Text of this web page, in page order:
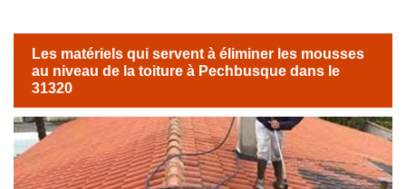
Les matériels qui servent à éliminer les mousses
au niveau de la toiture à Pechbusque dans le
31320